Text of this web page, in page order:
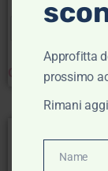
Approfitta
prossimo
Rimani
Name
Name